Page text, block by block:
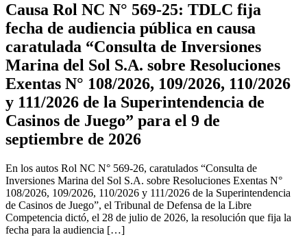
Causa Rol NC N° 569-25: TDLC fija
fecha de audiencia pública en causa
caratulada “Consulta de Inversiones
Marina del Sol S.A. sobre Resoluciones
Exentas N° 108/2026, 109/2026, 110/2026
y 111/2026 de la Superintendencia de
Casinos de Juego” para el 9 de
septiembre de 2026
En los autos Rol NC N° 569-26, caratulados “Consulta de
Inversiones Marina del Sol S.A. sobre Resoluciones Exentas N°
108/2026, 109/2026, 110/2026 y 111/2026 de la Superintendencia
de Casinos de Juego”, el Tribunal de Defensa de la Libre
Competencia dictó, el 28 de julio de 2026, la resolución que fija la
fecha para la audiencia […]